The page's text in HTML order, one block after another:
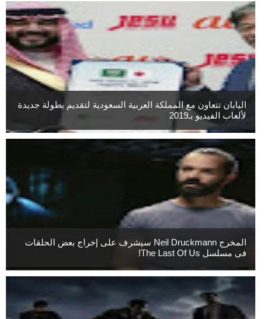
اليابان تتعاون مع المملكة العربية السعودية لتقديم بطولة جديدة
لألعاب الفيديو بـ2019
المخرج Neil Druckmann سيشرف على إخراج بعض الحلقات
فى مسلسل The Last Of Us!